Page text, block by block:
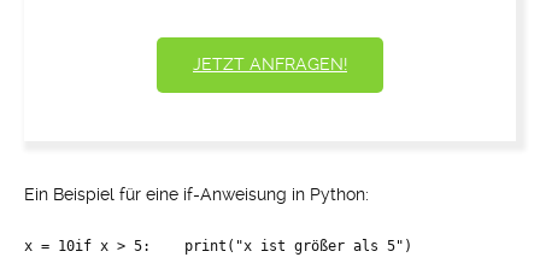
JETZT ANFRAGEN!
Ein Beispiel für eine if-Anweisung in Python:
x = 10if x > 5:    print("x ist größer als 5")